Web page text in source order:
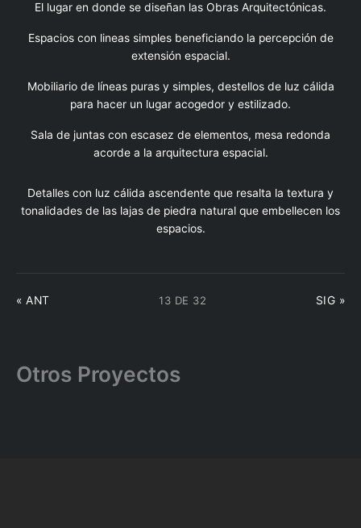
El lugar en donde se diseñan las Obras Arquitectónicas.
Espacios con lineas simples beneficiando la percepción de
extensión espacial.
Mobiliario de líneas puras y simples, destellos de luz cálida
para hacer un lugar acogedor y estilizado.
Sala de juntas con escasez de elementos, mesa redonda
acorde a la arquitectura espacial.
Detalles con luz cálida ascendente que resalta la textura y
tonalidades de las lajas de piedra natural que embellecen los
espacios.
« ANT 13 DE 32 SIG »
Otros Proyectos